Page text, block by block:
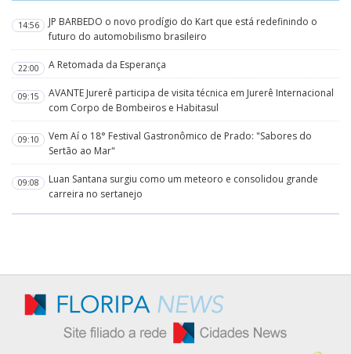
14:56
JP BARBEDO o novo prodígio do Kart que está redefinindo o
futuro do automobilismo brasileiro
22:00 A Retomada da Esperança
09:15
AVANTE Jurerê participa de visita técnica em Jurerê Internacional
com Corpo de Bombeiros e Habitasul
09:10
Vem Aí o 18° Festival Gastronômico de Prado: "Sabores do
Sertão ao Mar"
09:08
Luan Santana surgiu como um meteoro e consolidou grande
carreira no sertanejo